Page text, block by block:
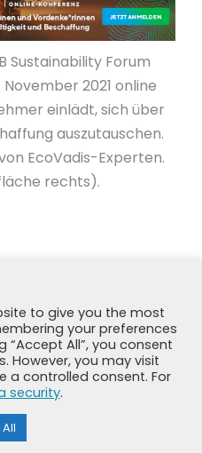
Sustainability Forum
November 2021 online
einlädt, sich über
auszutauschen.
EcoVadis-Experten.
rechts).
used menu 1
to give you the most
your preferences
“Accept All”, you consent
However, you may visit
a controlled consent. For
security.